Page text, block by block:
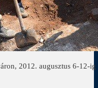
2012. augusztus 6-12-ig